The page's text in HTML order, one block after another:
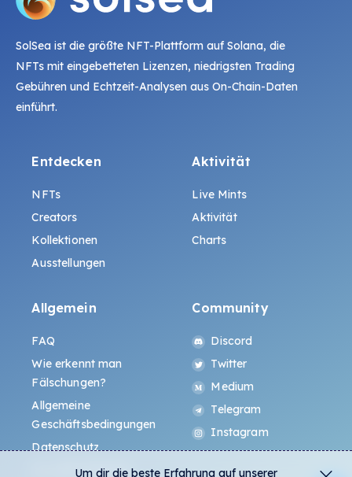
SolSea ist die größte NFT-Plattform auf Solana, die
NFTs mit eingebetteten Lizenzen, niedrigsten Trading
Gebühren und Echtzeit-Analysen aus On-Chain-Daten
einführt.
Entdecken
NFTs
Creators
Kollektionen
Ausstellungen
Aktivität
Live Mints
Aktivität
Charts
Allgemein
FAQ
Wie erkennt man
Fälschungen?
Allgemeine
Geschäftsbedingungen
Datenschutz
ALL.ART Protocol
Community
Discord
Twitter
Medium
Telegram
Instagram
Um dir die beste Erfahrung auf unserer